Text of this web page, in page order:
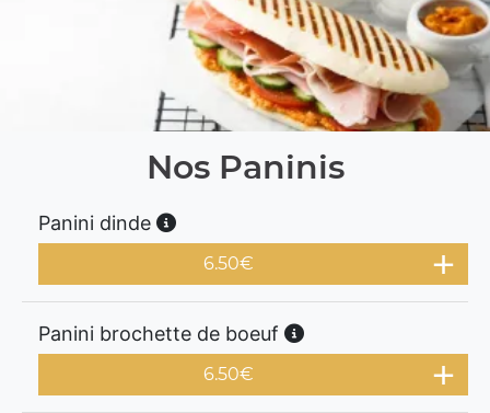
Nos Paninis
Panini dinde
6.50€
Panini brochette de boeuf
6.50€